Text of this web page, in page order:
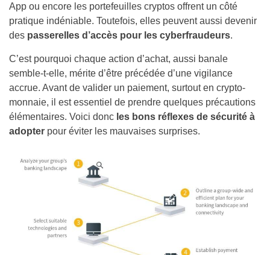
App ou encore les portefeuilles cryptos offrent un côté
pratique indéniable. Toutefois, elles peuvent aussi devenir
des passerelles d’accès pour les cyberfraudeurs.
C’est pourquoi chaque action d’achat, aussi banale
semble-t-elle, mérite d’être précédée d’une vigilance
accrue. Avant de valider un paiement, surtout en crypto-
monnaie, il est essentiel de prendre quelques précautions
élémentaires. Voici donc les bons réflexes de sécurité à
adopter pour éviter les mauvaises surprises.